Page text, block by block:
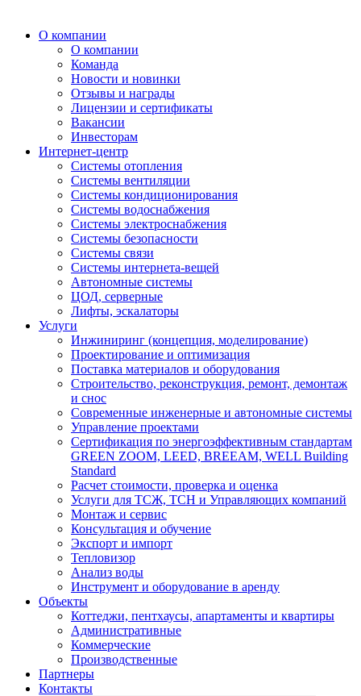
О компании
О компании
Команда
Новости и новинки
Отзывы и награды
Лицензии и сертификаты
Вакансии
Инвесторам
Интернет-центр
Системы отопления
Системы вентиляции
Системы кондиционирования
Системы водоснабжения
Системы электроснабжения
Системы безопасности
Системы связи
Системы интернета-вещей
Автономные системы
ЦОД, серверные
Лифты, эскалаторы
Услуги
Инжиниринг (концепция, моделирование)
Проектирование и оптимизация
Поставка материалов и оборудования
Строительство, реконструкция, ремонт, демонтаж
и снос
Современные инженерные и автономные системы
Управление проектами
Сертификация по энергоэффективным стандартам
GREEN ZOOM, LEED, BREEAM, WELL Building
Standard
Расчет стоимости, проверка и оценка
Услуги для ТСЖ, ТСН и Управляющих компаний
Монтаж и сервис
Консультация и обучение
Экспорт и импорт
Тепловизор
Анализ воды
Инструмент и оборудование в аренду
Объекты
Коттеджи, пентхаусы, апартаменты и квартиры
Административные
Коммерческие
Производственные
Партнеры
Контакты